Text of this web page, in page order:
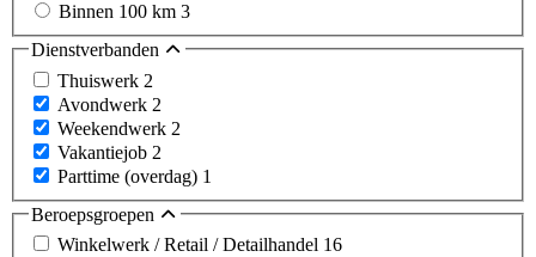
Binnen 100 km 3
Dienstverbanden
Thuiswerk 2
Avondwerk 2
Weekendwerk 2
Vakantiejob 2
Parttime (overdag) 1
Beroepsgroepen
Winkelwerk / Retail / Detailhandel 16